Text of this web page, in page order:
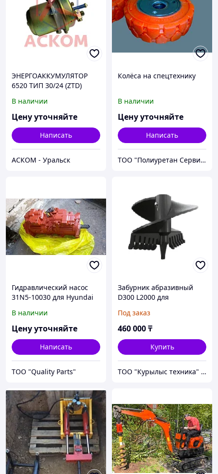
ЭНЕРГОАККУМУЛЯТОР
6520 ТИП 30/24 (ZTD)
В наличии
Цену уточняйте
Написать
АСКОМ - Уральск
Колёса на спецтехнику
В наличии
Цену уточняйте
Написать
ТОО "Полиуретан Сервис Алматы"
Гидравлический насос
31N5-10030 для Hyundai
В наличии
Цену уточняйте
Написать
ТОО "Quality Parts"
Забурник абразивный
D300 L2000 для
Под заказ
460 000₸
Купить
ТОО "Курылыс техника" Алматы